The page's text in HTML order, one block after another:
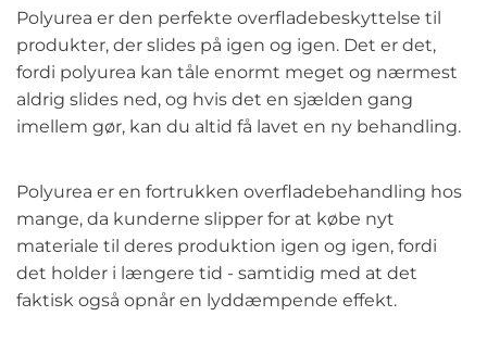
Polyurea er den perfekte overfladebeskyttelse til
produkter, der slides på igen og igen. Det er det,
fordi polyurea kan tåle enormt meget og nærmest
aldrig slides ned, og hvis det en sjælden gang
imellem gør, kan du altid få lavet en ny behandling.
Polyurea er en fortrukken overfladebehandling hos
mange, da kunderne slipper for at købe nyt
materiale til deres produktion igen og igen, fordi
det holder i længere tid - samtidig med at det
faktisk også opnår en lyddæmpende effekt.